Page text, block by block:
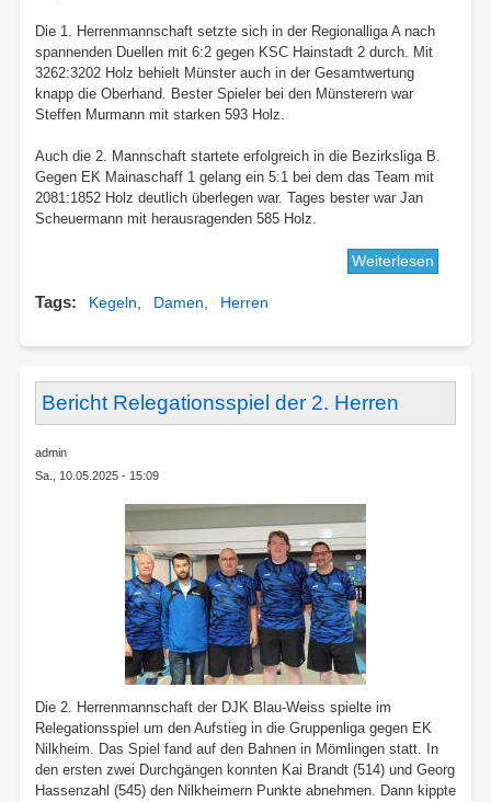
Die 1. Herrenmannschaft setzte sich in der Regionalliga A nach
spannenden Duellen mit 6:2 gegen KSC Hainstadt 2 durch. Mit
3262:3202 Holz behielt Münster auch in der Gesamtwertung
knapp die Oberhand. Bester Spieler bei den Münsterern war
Steffen Murmann mit starken 593 Holz.
Auch die 2. Mannschaft startete erfolgreich in die Bezirksliga B.
Gegen EK Mainaschaff 1 gelang ein 5:1 bei dem das Team mit
2081:1852 Holz deutlich überlegen war. Tages bester war Jan
Scheuermann mit herausragenden 585 Holz.
Weiterlesen
Saison
Tags Kegeln Damen Herren
Bericht Relegationsspiel der 2. Herren
admin
Sa., 10.05.2025 - 15:09
Die 2. Herrenmannschaft der DJK Blau-Weiss spielte im
Relegationsspiel um den Aufstieg in die Gruppenliga gegen EK
Nilkheim. Das Spiel fand auf den Bahnen in Mömlingen statt. In
den ersten zwei Durchgängen konnten Kai Brandt (514) und Georg
Hassenzahl (545) den Nilkheimern Punkte abnehmen. Dann kippte